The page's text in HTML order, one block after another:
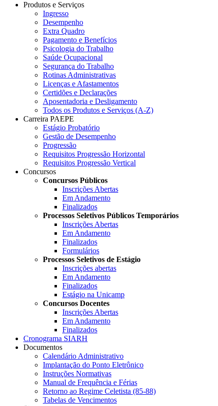
Produtos e Serviços
Ingresso
Desempenho
Extra Quadro
Pagamento e Benefícios
Psicologia do Trabalho
Saúde Ocupacional
Segurança do Trabalho
Rotinas Administrativas
Licenças e Afastamentos
Certidões e Declarações
Aposentadoria e Desligamento
Todos os Produtos e Serviços (A-Z)
Carreira PAEPE
Estágio Probatório
Gestão de Desempenho
Progressão
Requisitos Progressão Horizontal
Requisitos Progressão Vertical
Concursos
Concursos Públicos
Inscrições Abertas
Em Andamento
Finalizados
Processos Seletivos Públicos Temporários
Inscrições Abertas
Em Andamento
Finalizados
Formulários
Processos Seletivos de Estágio
Inscrições abertas
Em Andamento
Finalizados
Estágio na Unicamp
Concursos Docentes
Inscrições Abertas
Em Andamento
Finalizados
Cronograma SIARH
Documentos
Calendário Administrativo
Implantação do Ponto Eletrônico
Instruções Normativas
Manual de Frequência e Férias
Retorno ao Regime Celetista (85-88)
Tabelas de Vencimentos